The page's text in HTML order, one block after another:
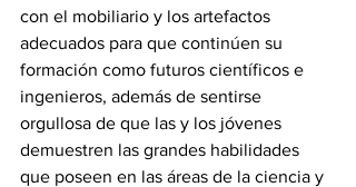
con el mobiliario y los artefactos
adecuados para que continúen su
formación como futuros científicos e
ingenieros, además de sentirse
orgullosa de que las y los jóvenes
demuestren las grandes habilidades
que poseen en las áreas de la ciencia y